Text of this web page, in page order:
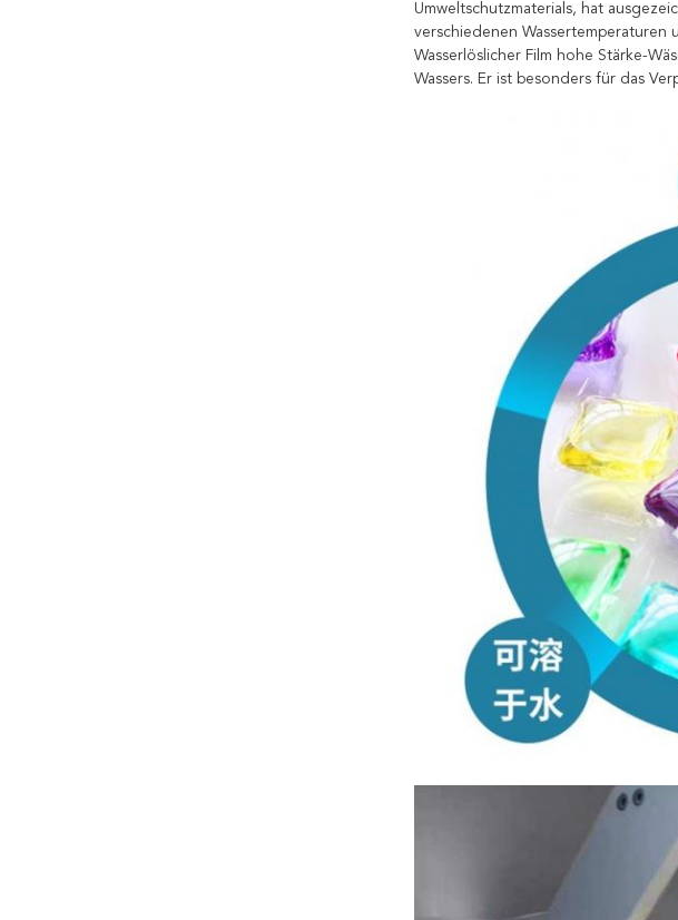
Umweltschutzmaterials, hat
verschiedenen
Wasserlöslicher Film hohe Stärke-
Wassers. Er ist besonders für das